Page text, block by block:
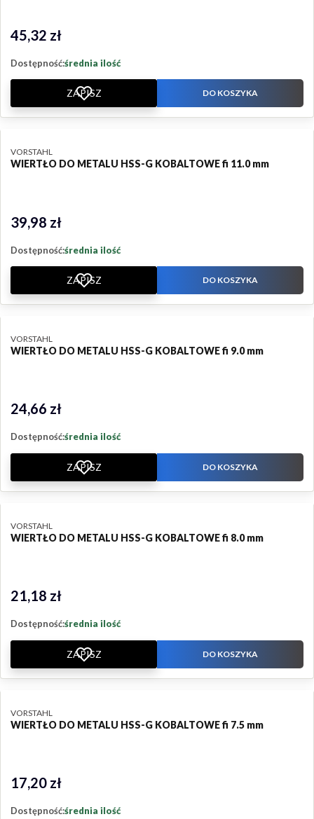
Cena
45,32 zł
Dostępność:średnia ilość
ZAPISZ DO KOSZYKA
WIERTŁO DO METALU HSS-G KOBALTOWE fi 11.0 mm
PRODUCENT
VORSTAHL
Cena
39,98 zł
Dostępność:średnia ilość
ZAPISZ DO KOSZYKA
WIERTŁO DO METALU HSS-G KOBALTOWE fi 9.0 mm
PRODUCENT
VORSTAHL
Cena
24,66 zł
Dostępność:średnia ilość
ZAPISZ DO KOSZYKA
WIERTŁO DO METALU HSS-G KOBALTOWE fi 8.0 mm
PRODUCENT
VORSTAHL
Cena
21,18 zł
Dostępność:średnia ilość
ZAPISZ DO KOSZYKA
WIERTŁO DO METALU HSS-G KOBALTOWE fi 7.5 mm
PRODUCENT
VORSTAHL
Cena
17,20 zł
Dostępność:średnia ilość